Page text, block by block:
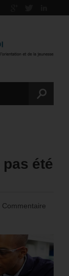
pas été
Commentaire